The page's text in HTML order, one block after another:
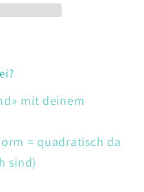
mit deinem
= quadratisch da
sind)